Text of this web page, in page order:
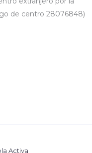
de centro 28076848)
Activa